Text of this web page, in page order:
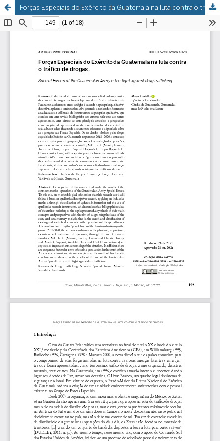
Forças Especiais do Exército da Guatemala na luta contra o tráfico de drogas